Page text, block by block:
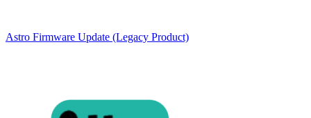
Astro Firmware Update (Legacy Product)